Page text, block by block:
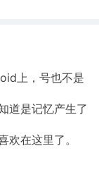
上，号也不是
道是记忆产生了
欢在这里了。